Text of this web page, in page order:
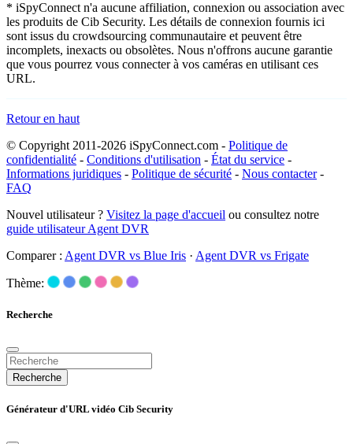
* iSpyConnect n'a aucune affiliation, connexion ou association avec
les produits de Cib Security. Les détails de connexion fournis ici
sont issus du crowdsourcing communautaire et peuvent être
incomplets, inexacts ou obsolètes. Nous n'offrons aucune garantie
que vous pourrez vous connecter à vos caméras en utilisant ces
URL.
Retour en haut
© Copyright 2011-2026 iSpyConnect.com - Politique de
confidentialité - Conditions d'utilisation - État du service -
Informations juridiques - Politique de sécurité - Nous contacter-
FAQ
Nouvel utilisateur ? Visitez la page d'accueil ou consultez notre
guide utilisateur Agent DVR
Comparer : Agent DVR vs Blue Iris · Agent DVR vs Frigate
Thème:
Recherche
Recherche
Générateur d'URL vidéo Cib Security